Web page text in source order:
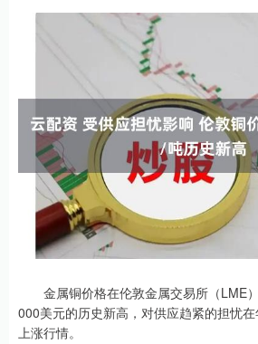
金属铜价格在伦敦金属交易所（LME）
000美元的历史新高，对供应趋紧的担忧
上涨行情。